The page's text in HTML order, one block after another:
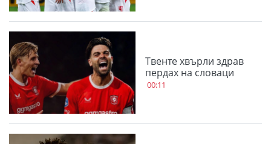
Твенте хвърли здрав
пердах на словаци
00:11